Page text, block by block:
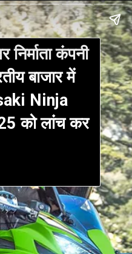
निर्माता कंपनी
बाजार में
Ninja
को लांच कर